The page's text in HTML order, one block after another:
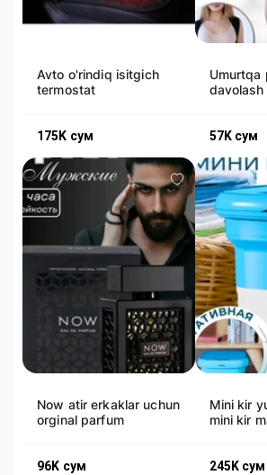
Avto o'rindiq isitgich
termostat
175K сум
Umurtqa
57K сум
Now atir erkaklar uchun
orginal parfum
96K сум
Mini kir
mini kir
245K сум